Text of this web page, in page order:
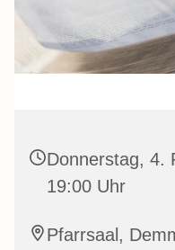
Donnerstag, 4.
19:00 Uhr
Pfarrsaal,